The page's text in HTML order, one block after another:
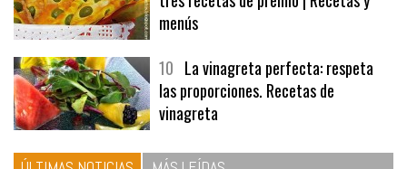
9Panecillos, gazpacho y bavarois,
tres recetas de premio | Recetas y
menús
10La vinagreta perfecta: respeta
las proporciones. Recetas de
vinagreta